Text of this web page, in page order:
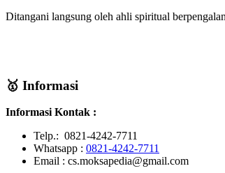
Ditangani langsung oleh ahli spiritual
🥇 Informasi
Informasi Kontak :
Telp.: 0821-4242-7711
Whatsapp : 0821-4242-7711
Email : cs.moksapedia@gmail.com